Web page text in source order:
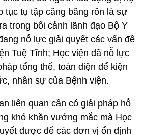
tục tụ tập căng băng rôn là sự
trong bối cảnh lãnh đạo Bộ Y
nỗ lực giải quyết các vấn đề
Tuệ Tĩnh; Học viện đã nỗ lực
tổng thể, toàn diện để kiện
nhân sự của Bệnh viện.
liên quan cần có giải pháp hỗ
khó khăn vướng mắc mà Học
được để các đơn vị ổn định